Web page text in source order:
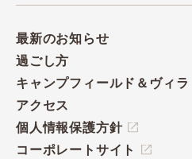
最新のお知らせ
過ごし方
キャンプフィールド＆ヴィラ
アクセス
個人情報保護方針
コーポレートサイト